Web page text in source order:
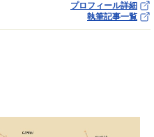
プロフィール詳細
執筆記事一覧